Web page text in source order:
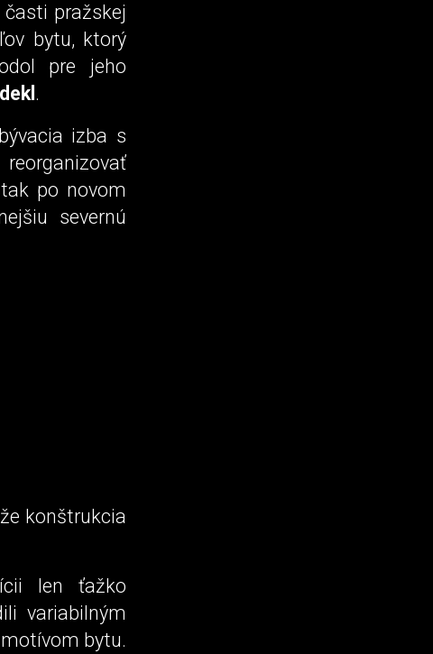
pražskej
bytu, ktorý
pre jeho
.
izba s
po novom
severnú
konštrukcia
len ťažko
variabilným
bytu.